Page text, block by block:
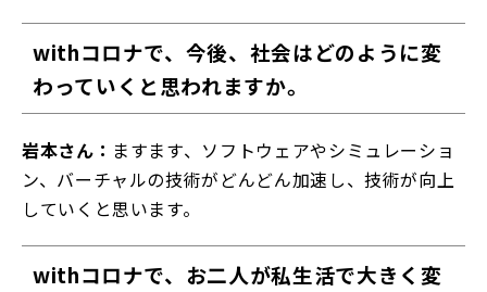
withコロナで、今後、社会はどのように変
わっていくと思われますか。
岩本さん： ますます、ソフトウェアやシミュレーショ
ン、バーチャルの技術がどんどん加速し、技術が向上
していくと思います。
withコロナで、お二人が私生活で大きく変